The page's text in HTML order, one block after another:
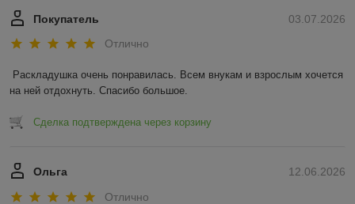
03.07.2026
Покупатель
Отлично
Раскладушка очень понравилась. Всем внукам и взрослым хочется
на ней отдохнуть. Спасибо большое.
Сделка подтверждена через корзину
12.06.2026
Ольга
Отлично